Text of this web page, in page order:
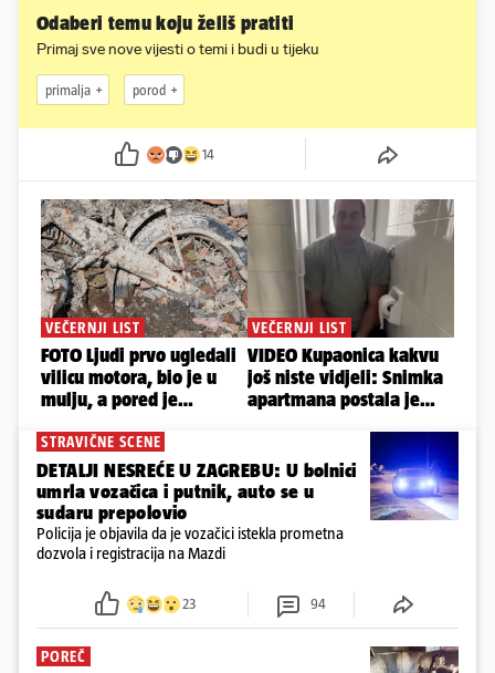
Odaberi temu koju želiš pratiti
Primaj sve nove vijesti o temi i budi u tijeku
primalja porod
14
STRAVIČNE SCENE
DETALJI NESREĆE U ZAGREBU: U bolnici
umrla vozačica i putnik, auto se u
sudaru prepolovio
Policija je objavila da je vozačici istekla prometna
dozvola i registracija na Mazdi
23 94
POREČ